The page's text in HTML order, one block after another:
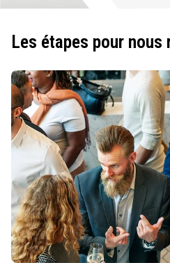
Les étapes pour nous